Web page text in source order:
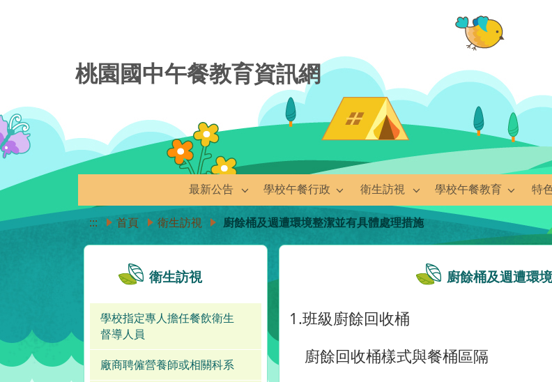
桃園國中午餐教育資訊網
最新公告 學校午餐行政 衛生訪視 學校午餐教育 特
::: 首頁 衛生訪視 廚餘桶及週遭環境整潔並有具體處理措施
衛生訪視
學校指定專人擔任餐飲衛生
督導人員
廠商聘僱營養師或相關科系
廚餘桶及週遭環
1.班級廚餘回收桶
廚餘回收桶樣式與餐桶區隔